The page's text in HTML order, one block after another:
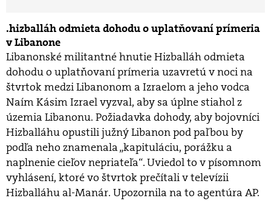
hizballáh odmieta dohodu o uplatňovaní prímeria
v Libanone
Libanonské militantné hnutie Hizballáh odmieta
dohodu o uplatňovaní prímeria uzavretú v noci na
štvrtok medzi Libanonom a Izraelom a jeho vodca
Naím Kásim Izrael vyzval, aby sa úplne stiahol z
územia Libanonu. Požiadavka dohody, aby bojovníci
Hizballáhu opustili južný Libanon pod paľbou by
podľa neho znamenala „kapituláciu, porážku a
naplnenie cieľov nepriateľa“. Uviedol to v písomnom
vyhlásení, ktoré vo štvrtok prečítali v televízii
Hizballáhu al-Manár. Upozornila na to agentúra AP.